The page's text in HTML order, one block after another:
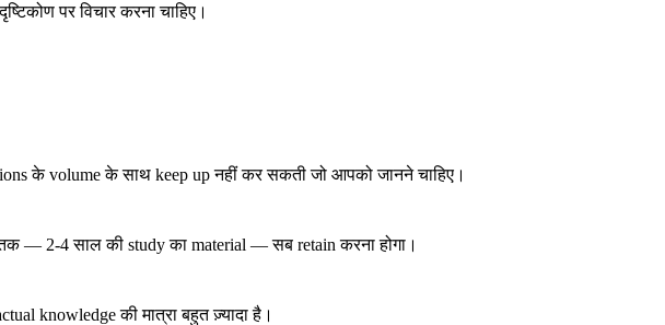
पर विचार करना चाहिए।
के volume के साथ keep up नहीं कर सकती जो आपको जानने चाहिए।
— 2-4 साल की study का material — सब retain करना होगा।
knowledge की मात्रा बहुत ज़्यादा है।